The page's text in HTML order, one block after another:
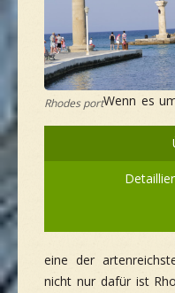
Rhodes portWenn es
eine der
nicht nur dafür ist